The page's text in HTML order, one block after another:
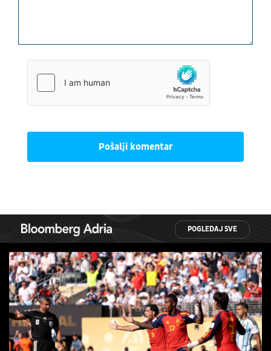
Pošalji komentar
POGLEDAJ SVE